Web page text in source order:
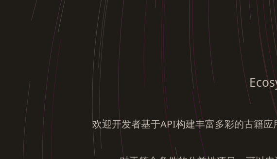
欢迎开发者基于API构建丰富多彩的古籍